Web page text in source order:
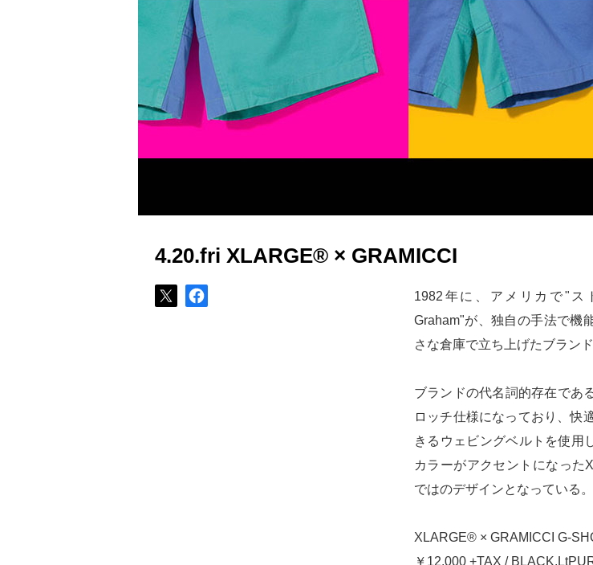
4.20.fri XLARGE® × GRAMICCI
1982年に、アメリカで"ス
Graham"が、独自の手法で機
さな倉庫で立ち上げたブラン
ブランドの代名詞的存在であ
ロッチ仕様になっており、快
きるウェビングベルトを使用
カラーがアクセントになった
ではのデザインとなっている。
XLARGE® × GRAMICCI G-
￥12,000 +TAX /